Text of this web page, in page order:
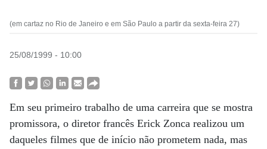
(em cartaz no Rio de Janeiro e em São Paulo a partir da sexta-feira 27)
25/08/1999 - 10:00
Em seu primeiro trabalho de uma carreira que se mostra
promissora, o diretor francês Erick Zonca realizou um
daqueles filmes que de início não prometem nada, mas